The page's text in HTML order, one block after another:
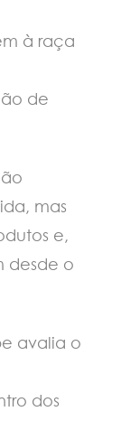
à raça
de
mas
e,
desde o
avalia o
dos